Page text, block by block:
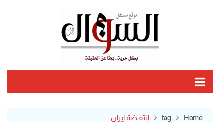
Home
tag إنتفاضة إيران